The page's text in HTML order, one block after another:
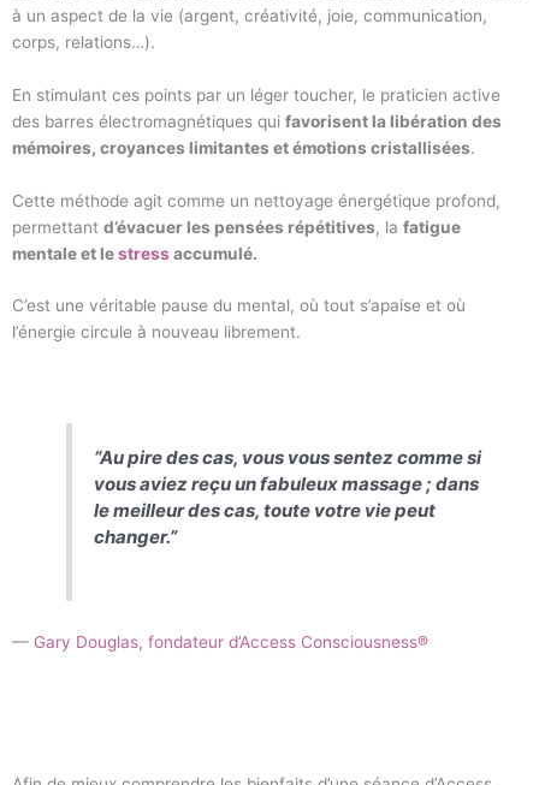
à un aspect de la vie (argent, créativité, joie, communication,
corps, relations…).
En stimulant ces points par un léger toucher, le praticien active
des barres électromagnétiques qui favorisent la libération des
mémoires, croyances limitantes et émotions cristallisées.
Cette méthode agit comme un nettoyage énergétique profond,
permettant d’évacuer les pensées répétitives, la fatigue
mentale et lestress accumulé.
C’est une véritable pause du mental, où tout s’apaise et où
l’énergie circule à nouveau librement.
“Au pire des cas, vous vous sentez comme si
vous aviez reçu un fabuleux massage ; dans
le meilleur des cas, toute votre vie peut
changer.”
— Gary Douglas, fondateur d’Access Consciousness®